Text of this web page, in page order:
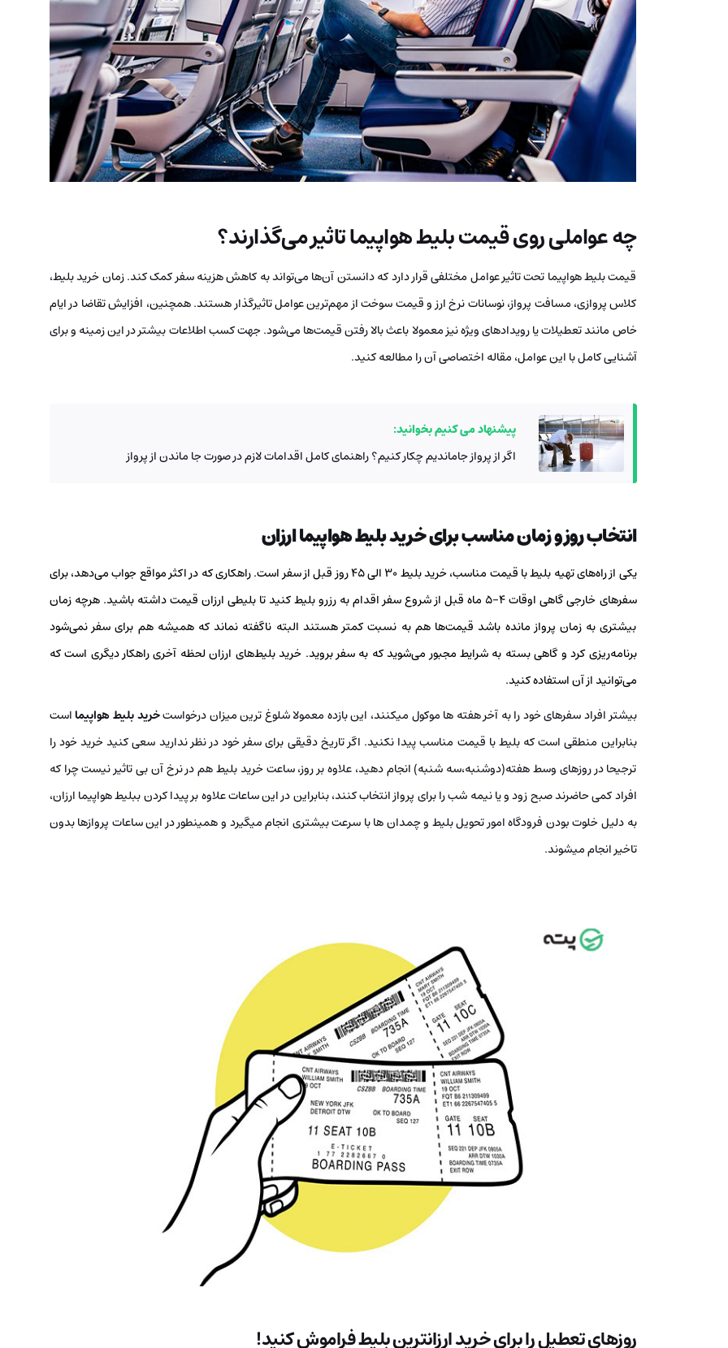
چه عواملی روی قیمت بلیط هواپیما تاثیر می‌گذارند؟
قیمت بلیط هواپیما تحت تاثیر عوامل مختلفی قرار دارد که دانستن آن‌ها می‌تواند به کاهش هزینه سفر کمک کند. زمان خرید بلیط،
کلاس پروازی، مسافت پرواز، نوسانات نرخ ارز و قیمت سوخت از مهم‌ترین عوامل تاثیرگذار هستند. همچنین، افزایش تقاضا در ایام
خاص مانند تعطیلات یا رویدادهای ویژه نیز معمولا باعث بالا رفتن قیمت‌ها می‌شود. جهت کسب اطلاعات بیشتر در این زمینه و برای
آشنایی کامل با این عوامل، مقاله اختصاصی آن را مطالعه کنید.
پیشنهاد می کنیم بخوانید:
اگر از پرواز جاماندیم چکار کنیم؟ راهنمای کامل اقدامات لازم در صورت جا ماندن از پرواز
انتخاب روز و زمان مناسب برای خرید بلیط هواپیما ارزان
یکی از راه‌های تهیه بلیط با قیمت مناسب، خرید بلیط 30 الی 45 روز قبل از سفر است. راهکاری که در اکثر مواقع جواب می‌دهد، برای
سفرهای خارجی گاهی اوقات 4-5 ماه قبل از شروع سفر اقدام به رزرو بلیط کنید تا بلیطی ارزان قیمت داشته باشید. هرچه زمان
بیشتری به زمان پرواز مانده باشد قیمت‌ها هم به نسبت کمتر هستند البته ناگفته نماند که همیشه هم برای سفر نمی‌شود
برنامه‌ریزی کرد و گاهی بسته به شرایط مجبور می‌شوید که به سفر بروید. خرید بلیط‌های ارزان لحظه آخری راهکار دیگری است که
می‌توانید از آن استفاده کنید.
بیشتر افراد سفرهای خود را به آخر هفته ها موکول میکنند، این بازده معمولا شلوغ ترین میزان درخواستخرید بلیط هواپیمااست
بنابراین منطقی است که بلیط با قیمت مناسب پیدا نکنید. اگر تاریخ دقیقی برای سفر خود در نظر ندارید سعی کنید خرید خود را
ترجیحا در روزهای وسط هفته(دوشنبه،سه شنبه) انجام دهید، علاوه بر روز، ساعت خرید بلیط هم در نرخ آن بی تاثیر نیست چرا که
افراد کمی حاضرند صبح زود و یا نیمه شب را برای پرواز انتخاب کنند، بنابراین در این ساعات علاوه بر پیدا کردن ببلیط هواپیما ارزان،
به دلیل خلوت بودن فرودگاه امور تحویل بلیط و چمدان ها با سرعت بیشتری انجام میگیرد و همینطور در این ساعات پروازها بدون
تاخیر انجام میشوند.
روزهای تعطیل را برای خرید ارزانترین بلیط فراموش کنید!